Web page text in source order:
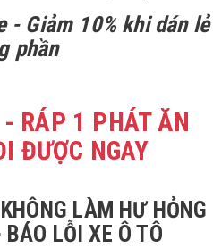
- Giảm 10% khi dán lẻ
phần
RÁP 1 PHÁT ĂN
ĐƯỢC NGAY
LÀM HƯ HỎNG
LỖI XE Ô TÔ